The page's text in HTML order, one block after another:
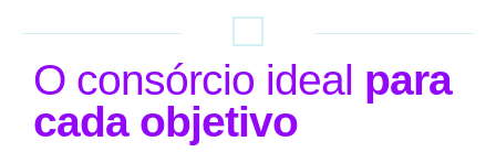
O consórcio ideal para
cada objetivo